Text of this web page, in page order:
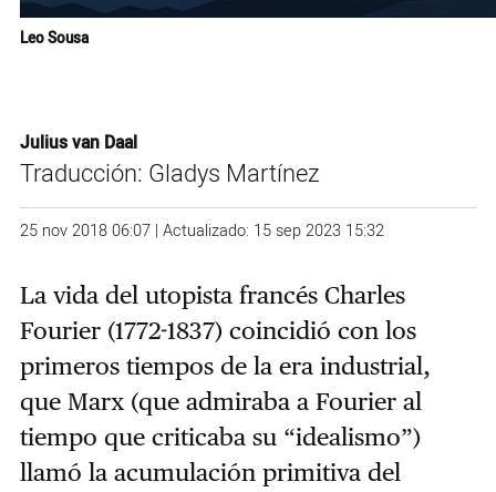
Leo Sousa
Julius van Daal
Traducción: Gladys Martínez
25 nov 2018 06:07 | Actualizado: 15 sep 2023 15:32
La vida del utopista francés Charles
Fourier (1772-1837) coincidió con los
primeros tiempos de la era industrial,
que Marx (que admiraba a Fourier al
tiempo que criticaba su “idealismo”)
llamó la acumulación primitiva del